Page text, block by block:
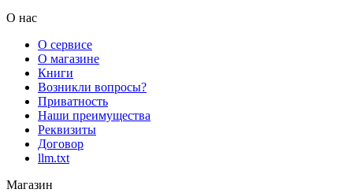
О нас
О сервисе
О магазине
Книги
Возникли вопросы?
Приватность
Наши преимущества
Реквизиты
Договор
llm.txt
Магазин